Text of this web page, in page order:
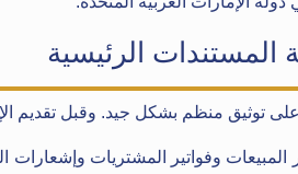
على توثيق منظم بشكل جيد. وقبل تقديم
وفواتير المشتريات وإشعارات